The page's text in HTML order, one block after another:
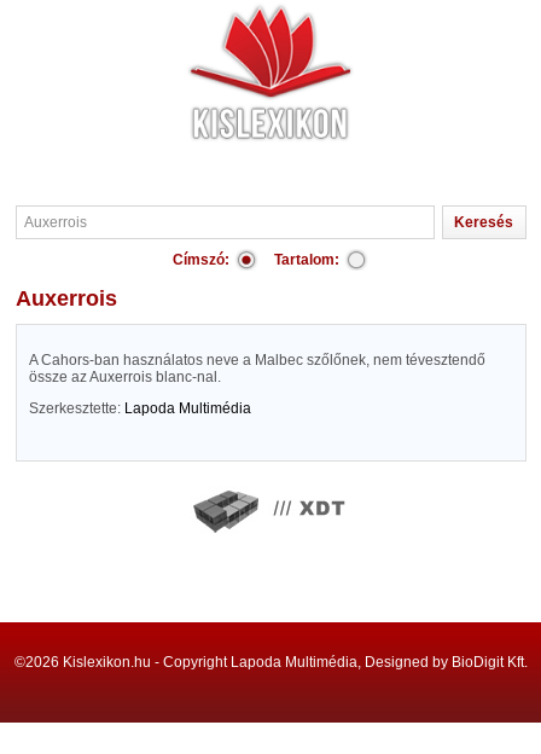
Címszó: Tartalom:
Auxerrois
A Cahors-ban használatos neve a Malbec szőlőnek, nem tévesztendő
össze az Auxerrois blanc-nal.
Szerkesztette: Lapoda Multimédia
©2026 Kislexikon.hu - Copyright Lapoda Multimédia, Designed by BioDigit Kft.